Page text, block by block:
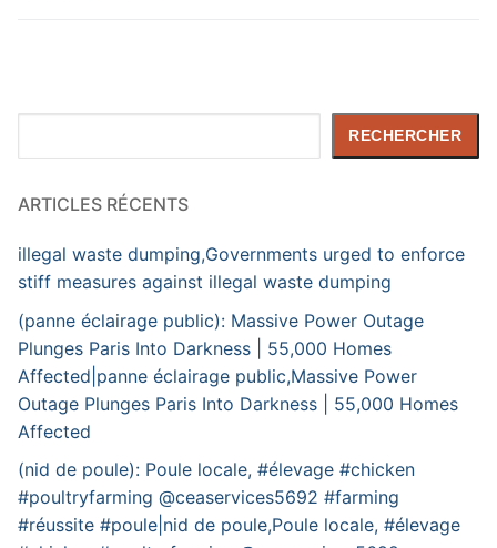
RECHERCHER
ARTICLES RÉCENTS
illegal waste dumping,Governments urged to enforce
stiff measures against illegal waste dumping
(panne éclairage public): Massive Power Outage
Plunges Paris Into Darkness | 55,000 Homes
Affected|panne éclairage public,Massive Power
Outage Plunges Paris Into Darkness | 55,000 Homes
Affected
(nid de poule): Poule locale, #élevage #chicken
#poultryfarming @ceaservices5692 #farming
#réussite #poule|nid de poule,Poule locale, #élevage